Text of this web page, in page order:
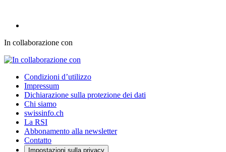
In collaborazione con
Condizioni d’utilizzo
Impressum
Dichiarazione sulla protezione dei dati
Chi siamo
swissinfo.ch
La RSI
Abbonamento alla newsletter
Contatto
Impostazioni sulla privacy